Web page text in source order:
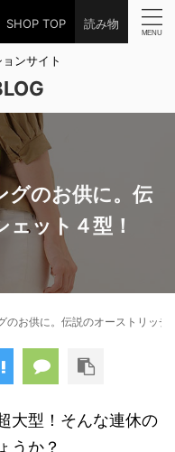
SHOP TOP 読み物
ンサイト
グのお供に。伝
ット４型！
のお供に。伝説のオーストリッチ
大型！そんな連休の
うか？